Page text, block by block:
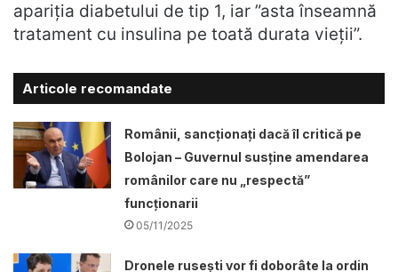
apariţia diabetului de tip 1, iar ”asta înseamnă
tratament cu insulina pe toată durata vieţii”.
Articole recomandate
Românii, sancționați dacă îl critică pe
Bolojan – Guvernul susține amendarea
românilor care nu „respectă”
funcționarii
05/11/2025
Dronele ruseşti vor fi doborâte la ordin